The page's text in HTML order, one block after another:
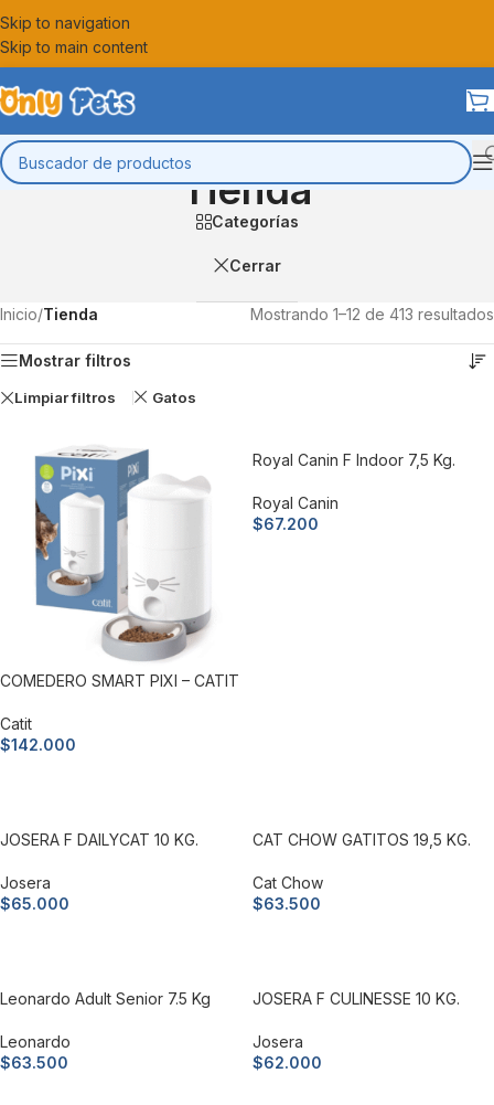
Skip to navigation
Skip to main content
Tienda
Categorías
Cerrar
Inicio/Tienda Mostrando 1–12 de 413 resultados
Mostrar filtros
Limpiar filtros Gatos
COMEDERO SMART PIXI – CATIT
Catit
$142.000
Royal Canin F Indoor 7,5 Kg.
Royal Canin
$67.200
JOSERA F DAILYCAT 10 KG.
Josera
$65.000
CAT CHOW GATITOS 19,5 KG.
Cat Chow
$63.500
Leonardo Adult Senior 7.5 Kg
Leonardo
$63.500
JOSERA F CULINESSE 10 KG.
Josera
$62.000